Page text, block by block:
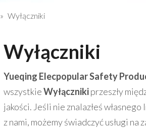
» Wyłączniki
Wyłączniki
Yueqing Elecpopular Safety
wszystkieWyłącznikiprzeszły
jakości. Jeśli nie znalazłeś własnego
z nami, możemy świadczyć usługi na